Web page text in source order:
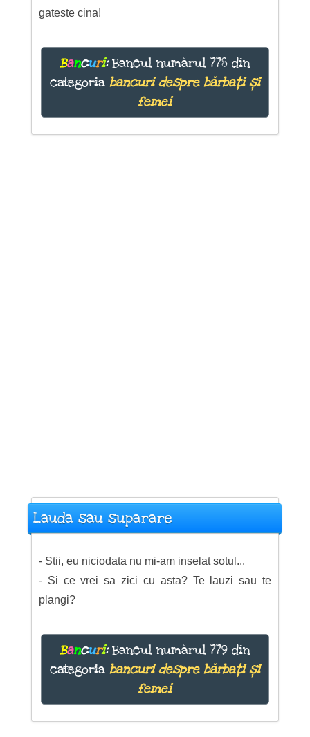
gateste cina!
Bancuri:Bancul numărul 778 din
categoria bancuri despre bărbați și
femei
Lauda sau suparare
- Stii, eu niciodata nu mi-am inselat sotul...
- Si ce vrei sa zici cu asta? Te lauzi sau te
plangi?
Bancuri:Bancul numărul 779 din
categoria bancuri despre bărbați și
femei